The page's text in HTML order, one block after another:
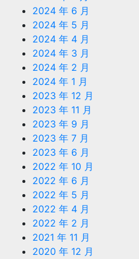
2024 年 6 月
2024 年 5 月
2024 年 4 月
2024 年 3 月
2024 年 2 月
2024 年 1 月
2023 年 12 月
2023 年 11 月
2023 年 9 月
2023 年 7 月
2023 年 6 月
2022 年 10 月
2022 年 6 月
2022 年 5 月
2022 年 4 月
2022 年 2 月
2021 年 11 月
2020 年 12 月